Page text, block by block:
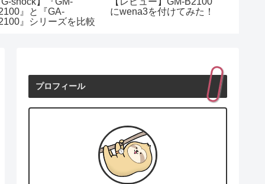
』と『GA-
』シリーズを比較
にwena3を付けてみた！
プロフィール